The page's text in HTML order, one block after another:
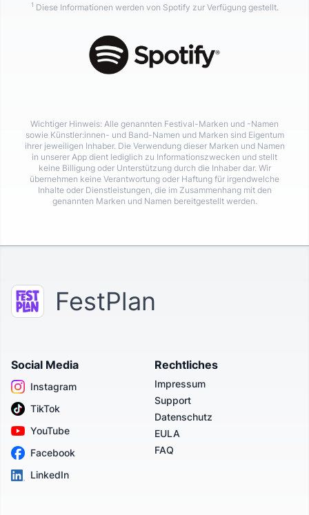
1 Diese Informationen werden von Spotify zur Verfügung gestellt.
Wichtiger Hinweis: Alle genannten Festival-Marken und -Namen
sowie Künstler:innen- und Band-Namen und Marken sind Eigentum
ihrer jeweiligen Inhaber. Die Verwendung dieser Marken und Namen
in unserer App dient lediglich zu Informationszwecken und stellt
keine Billigung oder Unterstützung durch die Inhaber dar. Wir
übernehmen keine Verantwortung oder Haftung für irgendwelche
Inhalte oder Dienstleistungen, die im Zusammenhang mit den
genannten Marken und Namen bereitgestellt werden.
FestPlan
Social Media
Instagram
TikTok
YouTube
Facebook
LinkedIn
Rechtliches
Impressum
Support
Datenschutz
EULA
FAQ